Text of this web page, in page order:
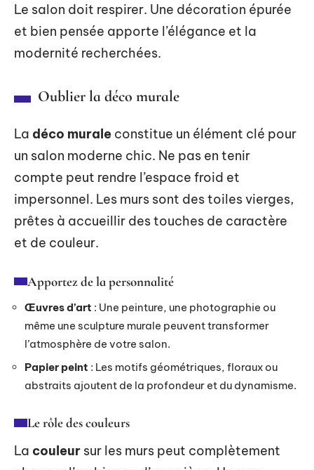
Le salon doit respirer. Une décoration épurée
et bien pensée apporte l’élégance et la
modernité recherchées.
Oublier la déco murale
La déco murale constitue un élément clé pour
un salon moderne chic. Ne pas en tenir
compte peut rendre l’espace froid et
impersonnel. Les murs sont des toiles vierges,
prêtes à accueillir des touches de caractère
et de couleur.
Apportez de la personnalité
Œuvres d’art : Une peinture, une photographie ou
même une sculpture murale peuvent transformer
l’atmosphère de votre salon.
Papier peint : Les motifs géométriques, floraux ou
abstraits ajoutent de la profondeur et du dynamisme.
Le rôle des couleurs
La couleur sur les murs peut complètement